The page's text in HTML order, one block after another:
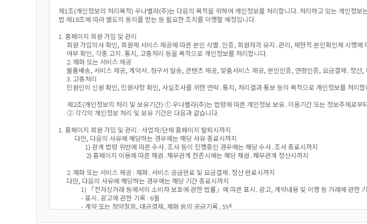
제1조(개인정보의 처리목적) 우나벨라(주)는 다음의 목적을 위하여 개인정보를 처리합니다. 처리하고 있는 개인정
법 제18조에 따라 별도의 동의를 받는 등 필요한 조치를 이행할 예정입니다.
1. 홈페이지 회원 가입 및 관리
회원 가입의사 확인, 회원제 서비스 제공에 따른 본인 식별․인증, 회원자격 유지․관리, 제한적 본인확인제 시행
여부 확인, 각종 고지․통지, 고충처리 등을 목적으로 개인정보를 처리합니다.
2. 재화 또는 서비스 제공
물품배송, 서비스 제공, 계약서․청구서 발송, 콘텐츠 제공, 맞춤서비스 제공, 본인인증, 연령인증, 요금결제․정산
3. 고충처리
민원인의 신원 확인, 민원사항 확인, 사실조사를 위한 연락․통지, 처리결과 통보 등의 목적으로 개인정보를 처리합
제2조(개인정보의 처리 및 보유기간) ① 우나벨라(주)는 법령에 따른 개인정보 보유․이용기간 또는 정보주체로
② 각각의 개인정보 처리 및 보유 기간은 다음과 같습니다.
1. 홈페이지 회원 가입 및 관리 : 사업자/단체 홈페이지 탈퇴시까지
다만, 다음의 사유에 해당하는 경우에는 해당 사유 종료시까지
1) 관계 법령 위반에 따른 수사․조사 등이 진행중인 경우에는 해당 수사․조사 종료시까지
2) 홈페이지 이용에 따른 채권․채무관계 잔존시에는 해당 채권․채무관계 정산시까지
2. 재화 또는 서비스 제공 : 재화․서비스 공급완료 및 요금결제․정산 완료시까지
다만, 다음의 사유에 해당하는 경우에는 해당 기간 종료시까지
1) 「전자상거래 등에서의 소비자 보호에 관한 법률」에 따른 표시․광고, 계약내용 및 이행 등 거래에 관한
- 표시․광고에 관한 기록 : 6월
- 계약 또는 청약철회, 대금결제, 재화 등의 공급기록 : 5년